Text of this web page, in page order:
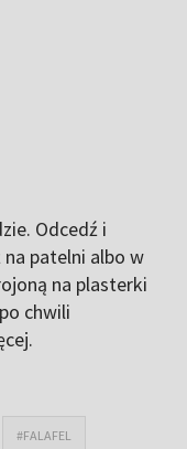
Odcedź i
na patelni albo w
na plasterki
chwili
#FALAFEL